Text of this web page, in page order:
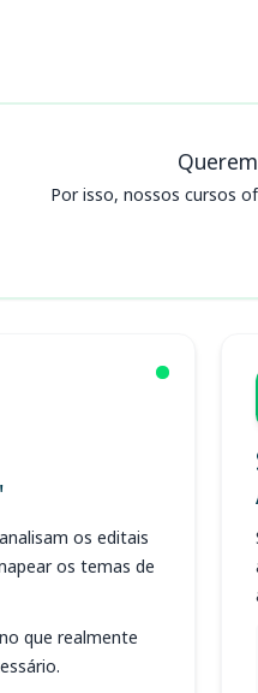
Por isso, nossos cursos
analisam os editais
os temas de
no que realmente